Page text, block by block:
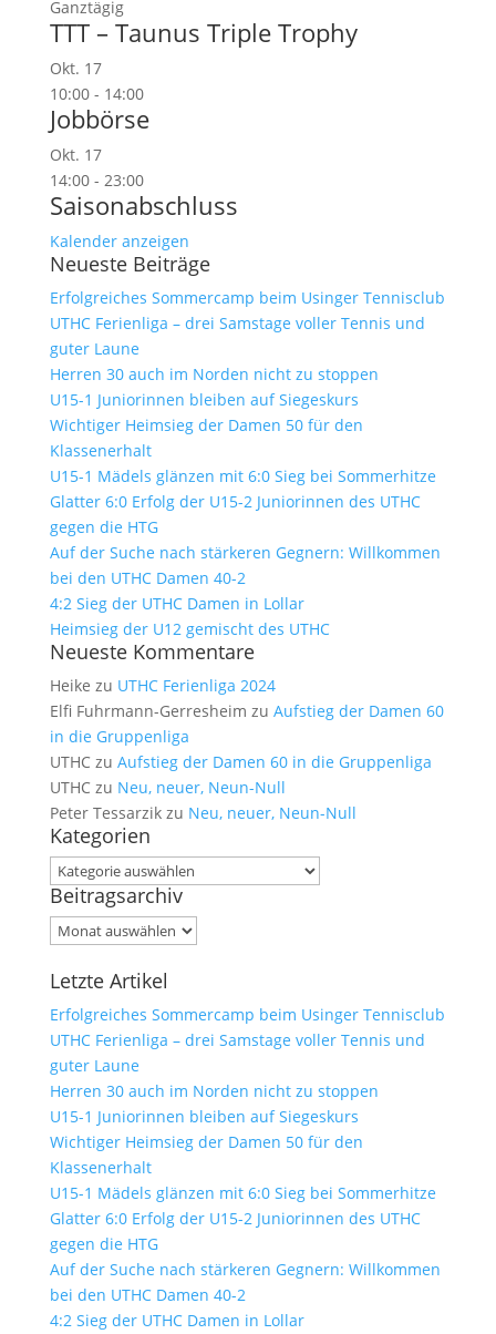
Ganztägig
TTT – Taunus Triple Trophy
Okt. 17
10:00- 14:00
Jobbörse
Okt. 17
14:00- 23:00
Saisonabschluss
Kalender anzeigen
Neueste Beiträge
Erfolgreiches Sommercamp beim Usinger Tennisclub
UTHC Ferienliga – drei Samstage voller Tennis und
guter Laune
Herren 30 auch im Norden nicht zu stoppen
U15-1 Juniorinnen bleiben auf Siegeskurs
Wichtiger Heimsieg der Damen 50 für den
Klassenerhalt
U15-1 Mädels glänzen mit 6:0 Sieg bei Sommerhitze
Glatter 6:0 Erfolg der U15-2 Juniorinnen des UTHC
gegen die HTG
Auf der Suche nach stärkeren Gegnern: Willkommen
bei den UTHC Damen 40-2
4:2 Sieg der UTHC Damen in Lollar
Heimsieg der U12 gemischt des UTHC
Neueste Kommentare
Heike zu UTHC Ferienliga 2024
Elfi Fuhrmann-Gerresheim zu Aufstieg der Damen 60
in die Gruppenliga
UTHCzu Aufstieg der Damen 60 in die Gruppenliga
UTHCzu Neu, neuer, Neun-Null
Peter Tessarzikzu Neu, neuer, Neun-Null
Kategorien
Kategorien
Beitragsarchiv
Beitragsarchiv
Letzte Artikel
Erfolgreiches Sommercamp beim Usinger Tennisclub
UTHC Ferienliga – drei Samstage voller Tennis und
guter Laune
Herren 30 auch im Norden nicht zu stoppen
U15-1 Juniorinnen bleiben auf Siegeskurs
Wichtiger Heimsieg der Damen 50 für den
Klassenerhalt
U15-1 Mädels glänzen mit 6:0 Sieg bei Sommerhitze
Glatter 6:0 Erfolg der U15-2 Juniorinnen des UTHC
gegen die HTG
Auf der Suche nach stärkeren Gegnern: Willkommen
bei den UTHC Damen 40-2
4:2 Sieg der UTHC Damen in Lollar